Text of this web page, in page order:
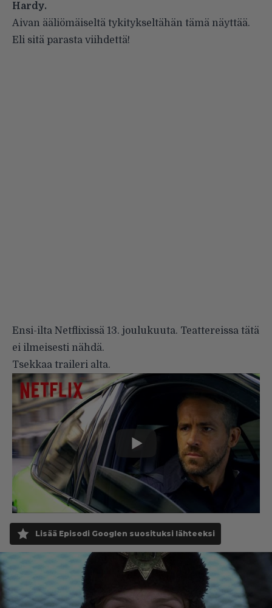
Hardy.
Aivan ääliömäiseltä tykitykseltähän tämä näyttää.
Eli sitä parasta viihdettä!
Ensi-ilta Netflixissä 13. joulukuuta. Teattereissa tätä
ei ilmeisesti nähdä.
Tsekkaa traileri alta.
Lisää Episodi Googlen suosituksi lähteeksi